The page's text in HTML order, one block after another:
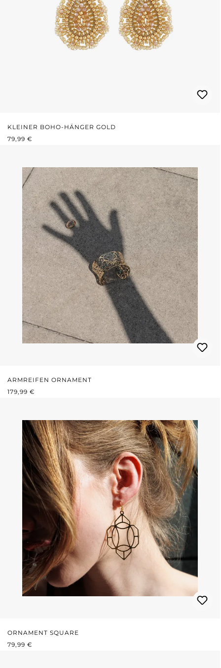
KLEINER BOHO-HÄNGER GOLD
REGULÄRER PREIS:
79,99 €
ARMREIFEN ORNAMENT
REGULÄRER PREIS:
179,99 €
ORNAMENT SQUARE
REGULÄRER PREIS:
79,99 €